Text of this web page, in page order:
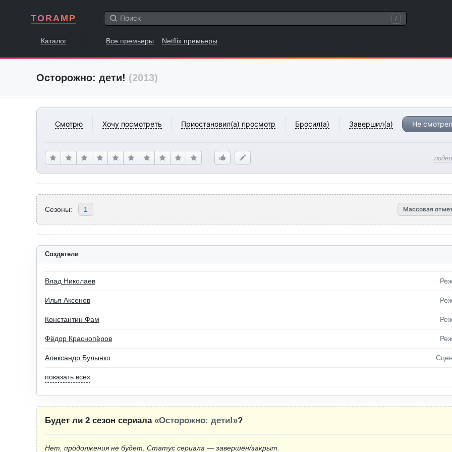
TORAMP /
Каталог Все премьеры Netflix премьеры
Осторожно: дети! (2013)
Смотрю Хочу посмотреть Приостановил(а) просмотр Бросил(а) Завершил(а) Не
Сезоны: 1 Массовая
Создатели
Влад Николаев
Илья Аксенов
Константин Фам
Фёдор Краснопёров
Александр Булынко
показать всех
Будет ли 2 сезон сериала «Осторожно: дети!»?
Нет, продолжения не будет. Статус сериала — завершён/закрыт.